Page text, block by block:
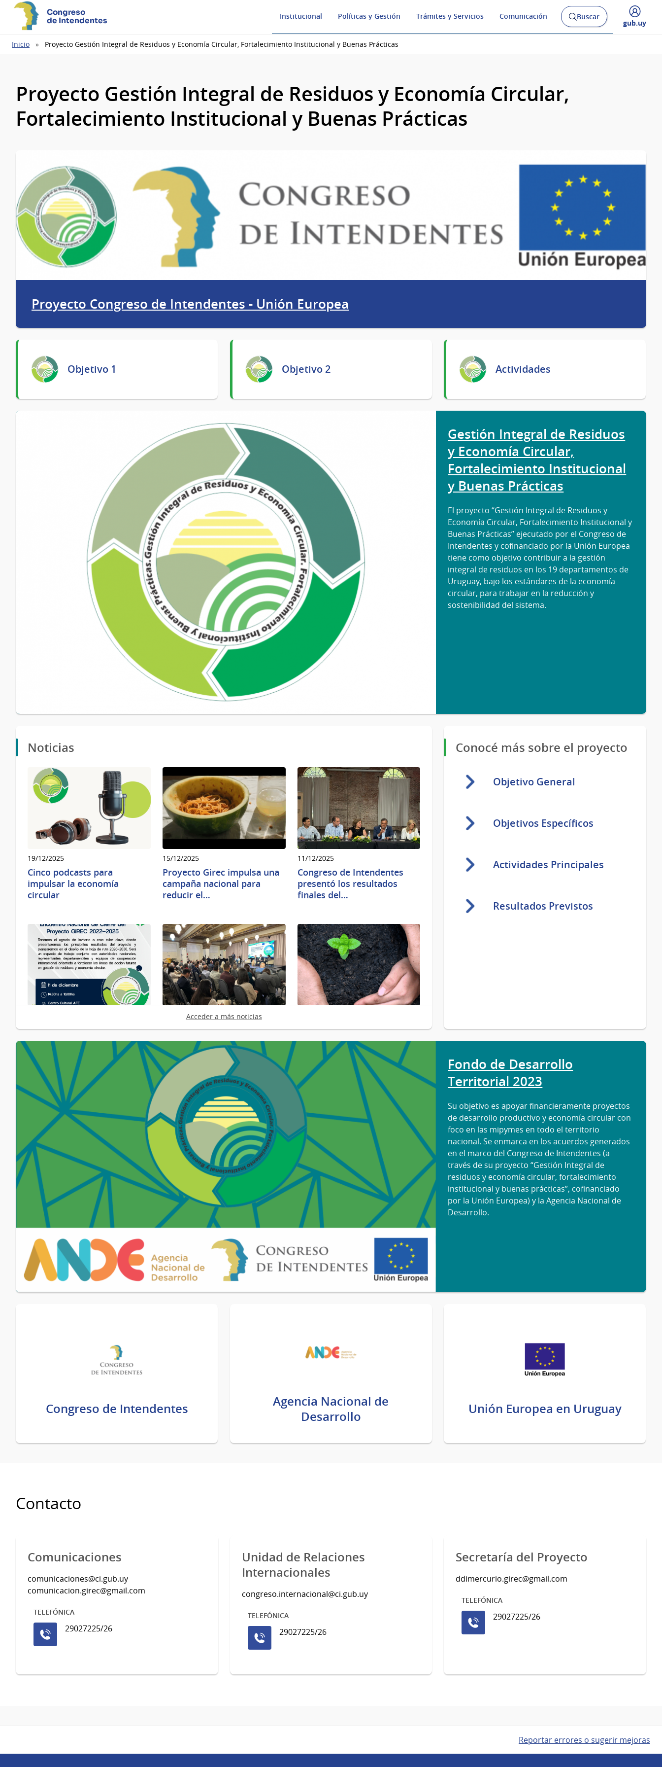
Congreso
de Intendentes
Institucional Políticas y Gestión Trámites y Servicios Comunicación
Abrir
buscador
Buscar
Desplegar
gub.uy
Ruta
Inicio Proyecto Gestión Integral de Residuos y Economía Circular, Fortalecimiento Institucional y Buenas Prácticas
Proyecto Gestión Integral de Residuos y Economía Circular,
Fortalecimiento Institucional y Buenas Prácticas
Proyecto Congreso de Intendentes - Unión Europea
Objetivo 1 Objetivo 2 Actividades
Gestión Integral de Residuos
y Economía Circular,
Fortalecimiento Institucional
y Buenas Prácticas
El proyecto “Gestión Integral de Residuos y
Economía Circular, Fortalecimiento Institucional y
Buenas Prácticas” ejecutado por el Congreso de
Intendentes y cofinanciado por la Unión Europea
tiene como objetivo contribuir a la gestión
integral de residuos en los 19 departamentos de
Uruguay, bajo los estándares de la economía
circular, para trabajar en la reducción y
sostenibilidad del sistema.
Noticias
19/12/2025
Cinco podcasts para
impulsar la economía
circular
15/12/2025
Proyecto Girec impulsa una
campaña nacional para
reducir el…
11/12/2025
Congreso de Intendentes
presentó los resultados
finales del…
Colonia será sede del cierre
del Proyecto Gestión
Integral de…
27/11/2025
Gobiernos departamentales
y Unión Europea fortalecen
la agenda…
Gobiernos departamentales
impulsan la economía
circular con…
Acceder a más noticias
Conocé más sobre el proyecto
Objetivo General
Objetivos Específicos
Actividades Principales
Resultados Previstos
Fondo de Desarrollo
Territorial 2023
Su objetivo es apoyar financieramente proyectos
de desarrollo productivo y economía circular con
foco en las mipymes en todo el territorio
nacional. Se enmarca en los acuerdos generados
en el marco del Congreso de Intendentes (a
través de su proyecto “Gestión Integral de
residuos y economía circular, fortalecimiento
institucional y buenas prácticas”, cofinanciado
por la Unión Europea) y la Agencia Nacional de
Desarrollo.
Congreso de Intendentes
Agencia Nacional de
Desarrollo
Unión Europea en Uruguay
Contacto
Comunicaciones
comunicaciones@ci.gub.uy
comunicacion.girec@gmail.com
TELEFÓNICA
29027225/26
Unidad de Relaciones
Internacionales
congreso.internacional@ci.gub.uy
TELEFÓNICA
29027225/26
Secretaría del Proyecto
ddimercurio.girec@gmail.com
TELEFÓNICA
29027225/26
Reportar errores o sugerir mejoras